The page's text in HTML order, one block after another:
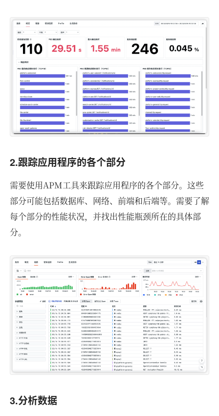
2.跟踪应用程序的各个部分
需要使用APM工具来跟踪应用程序的各个部分。这些
部分可能包括数据库、网络、前端和后端等。需要了解
每个部分的性能状况，并找出性能瓶颈所在的具体部
分。
3.分析数据